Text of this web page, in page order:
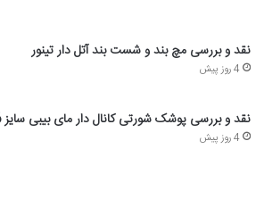
نقد و بررسی مچ بند و شست بند آتل دار تینور
4 روز پیش
نقد و بررسی پوشک شورتی کانال دار مای بیبی سایز 6
4 روز پیش